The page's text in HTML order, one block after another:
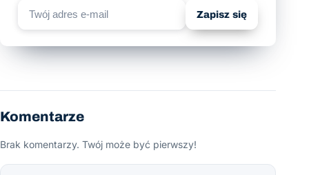
Zapisz się
Komentarze
Brak komentarzy. Twój może być pierwszy!